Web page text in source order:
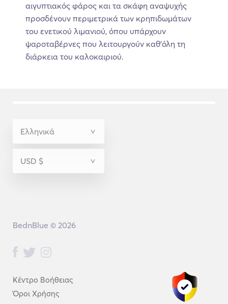
αιγυπτιακός φάρος και τα σκάφη αναψυχής
προσδένουν περιμετρικά των κρηπιδωμάτων
του ενετικού λιμανιού, όπου υπάρχουν
ψαροταβέρνες που λειτουργούν καθ’όλη τη
διάρκεια του καλοκαιριού.
Κέντρο Βοήθειας
Όροι Χρήσης
BednBlue © 2026